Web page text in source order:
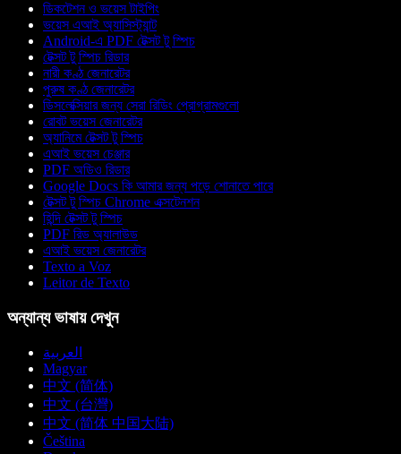
ডিকটেশন ও ভয়েস টাইপিং
ভয়েস এআই অ্যাসিস্ট্যান্ট
Android-এ PDF টেক্সট টু স্পিচ
টেক্সট টু স্পিচ রিডার
নারী কণ্ঠ জেনারেটর
পুরুষ কণ্ঠ জেনারেটর
ডিসলেক্সিয়ার জন্য সেরা রিডিং প্রোগ্রামগুলো
রোবট ভয়েস জেনারেটর
অ্যানিমে টেক্সট টু স্পিচ
এআই ভয়েস চেঞ্জার
PDF অডিও রিডার
Google Docs কি আমার জন্য পড়ে শোনাতে পারে
টেক্সট টু স্পিচ Chrome এক্সটেনশন
হিন্দি টেক্সট টু স্পিচ
PDF রিড অ্যালাউড
এআই ভয়েস জেনারেটর
Texto a Voz
Leitor de Texto
অন্যান্য ভাষায় দেখুন
العربية
Magyar
中文 (简体)
中文 (台灣)
中文 (简体 中国大陆)
Čeština